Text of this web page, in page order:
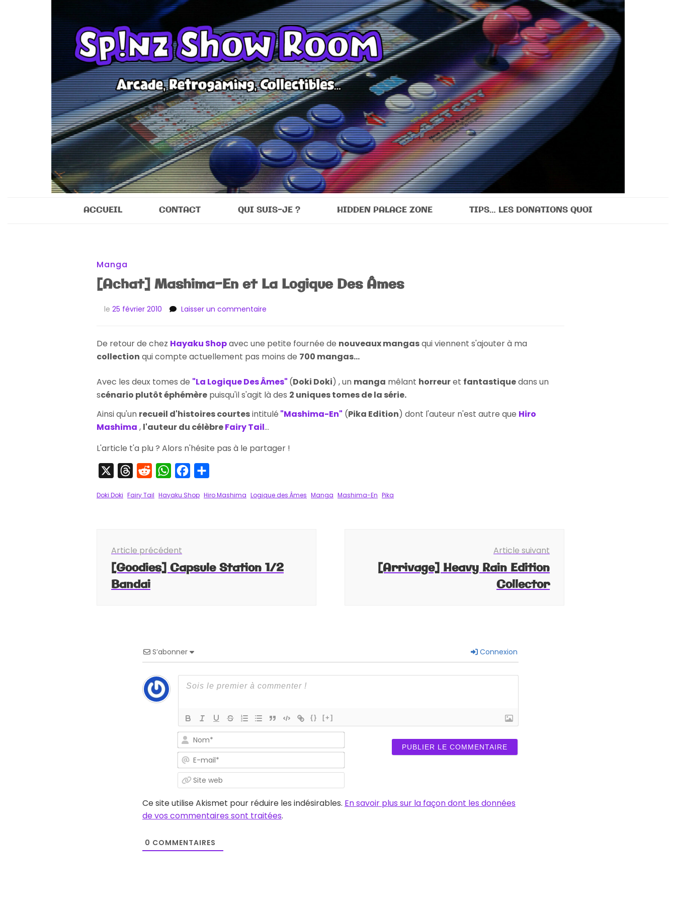
Sp!nz Show Room
ACCUEIL CONTACT QUI SUIS-JE ? HIDDEN PALACE ZONE TIPS… LES DONATIONS QUOI
Manga
[Achat] Mashima-En et La Logique Des Âmes
le 25 février 2010 Laisser un commentaire
En
et
La
Des
Âmes
De retour de chez Hayaku Shopavec une petite fournée de nouveaux mangasqui viennent s'ajouter à ma
collection qui compte actuellement pas moins de 700 mangas...
Avec les deux tomes de "La Logique Des Âmes" (Doki Doki) , un manga mêlant horreuret fantastiquedans un
scénario plutôt éphémère puisqu'il s'agit là des 2 uniques tomes de la série.
Ainsi qu'un recueil d'histoires courtesintitulé "Mashima-En" (Pika Edition) dont l'auteur n'est autre que Hiro
Mashima , l'auteur du célèbreFairy Tail...
L'article t'a plu ? Alors n'hésite pas à le partager !
ThreadsRedditWhatsAppFacebook
Doki Doki Fairy Tail Hayaku Shop Hiro Mashima Logique des Âmes Manga Mashima-En Pika
d'article
Article précédent
[Goodies] Capsule Station 1/2
Bandai
Article suivant
[Arrivage] Heavy Rain Edition
Collector
S’abonner Connexion
{} [+]
mail*
web
Ce site utilise Akismet pour réduire les indésirables. En savoir plus sur la façon dont les données
de vos commentaires sont traitées.
0 COMMENTAIRES